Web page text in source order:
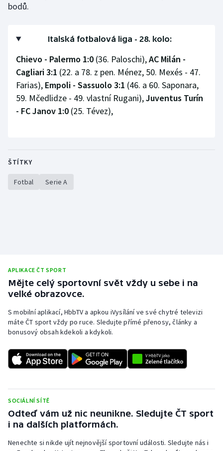
bodů.
Italská fotbalová liga - 28. kolo:
Chievo - Palermo 1:0 (36. Paloschi),AC Milán -
Cagliari 3:1 (22. a 78. z pen. Ménez, 50. Mexés - 47.
Farias), Empoli - Sassuolo 3:1 (46. a 60. Saponara,
59. Mčedlidze - 49. vlastní Rugani),Juventus Turín
- FC Janov 1:0 (25. Tévez),
ŠTÍTKY
Fotbal Serie A
APLIKACE ČT SPORT
Mějte celý sportovní svět vždy u sebe i na
velké obrazovce.
S mobilní aplikací, HbbTV a apkou iVysílání ve své chytré televizi
máte ČT sport vždy po ruce. Sledujte přímé přenosy, články a
bonusový obsah kdekoli a kdykoli.
SOCIÁLNÍ SÍTĚ
Odteď vám už nic neunikne. Sledujte ČT sport
i na dalších platformách.
Nenechte si nikde ujít nejnovější sportovní události. Sledujte nás i